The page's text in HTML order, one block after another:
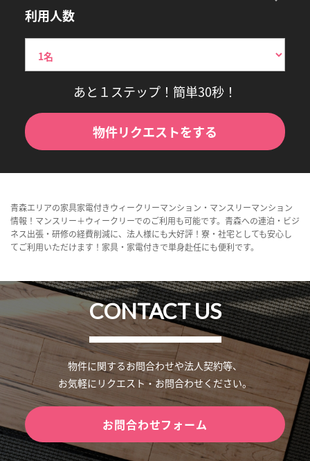
利用人数
あと１ステップ！簡単30秒！
物件リクエストをする
青森エリアの家具家電付きウィークリーマンション・マンスリーマンション
情報！マンスリー＋ウィークリーでのご利用も可能です。青森への連泊・ビジ
ネス出張・研修の経費削減に、法人様にも大好評！寮・社宅としても安心し
てご利用いただけます！家具・家電付きで単身赴任にも便利です。
CONTACT US
物件に関するお問合わせや法人契約等、
お気軽にリクエスト・お問合わせください。
お問合わせフォーム